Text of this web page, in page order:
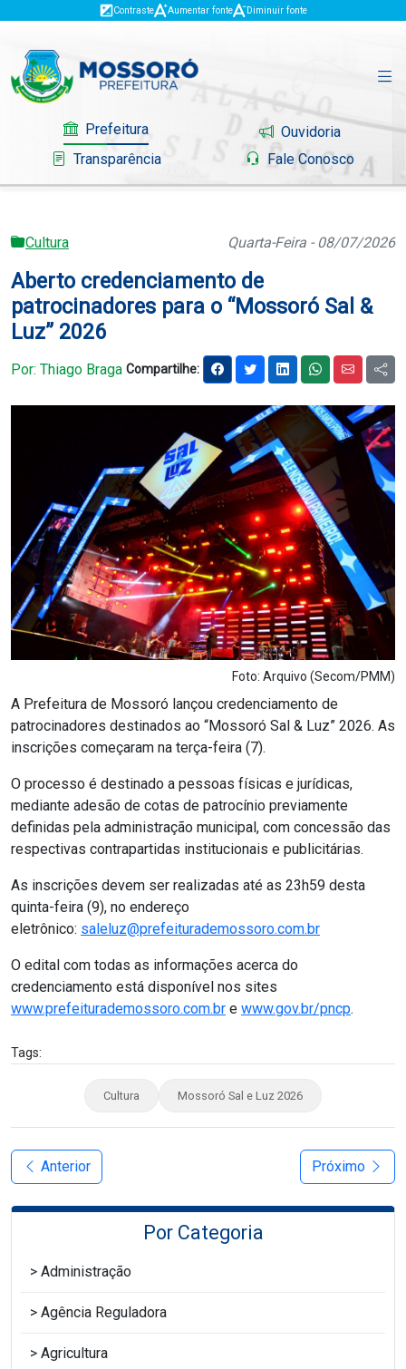
Contraste Aumentar fonte Diminuir fonte
Prefeitura
Ouvidoria
Transparência
Fale Conosco
Governo
Mossoró
Serviços
Portal do Contribuinte
Carta de Serviço
PESQUISAR
Cultura Quarta-Feira - 08/07/2026
Aberto credenciamento de
patrocinadores para o “Mossoró Sal &
Luz” 2026
Por: Thiago Braga Compartilhe:
Foto: Arquivo (Secom/PMM)
A Prefeitura de Mossoró lançou credenciamento de
patrocinadores destinados ao “Mossoró Sal & Luz” 2026. As
inscrições começaram na terça-feira (7).
O processo é destinado a pessoas físicas e jurídicas,
mediante adesão de cotas de patrocínio previamente
definidas pela administração municipal, com concessão das
respectivas contrapartidas institucionais e publicitárias.
As inscrições devem ser realizadas até as 23h59 desta
quinta-feira (9), no endereço
eletrônico: saleluz@prefeiturademossoro.com.br
O edital com todas as informações acerca do
credenciamento está disponível nos sites
www.prefeiturademossoro.com.br e www.gov.br/pncp.
Tags:
Cultura Mossoró Sal e Luz 2026
Anterior Próximo
Por Categoria
Administração
Agência Reguladora
Agricultura